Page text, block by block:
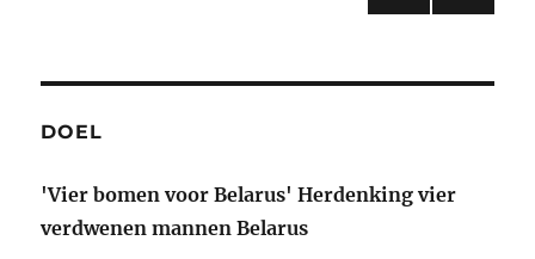
PAGI
DOEL
'Vier bomen voor Belarus' Herdenking vier
verdwenen mannen Belarus